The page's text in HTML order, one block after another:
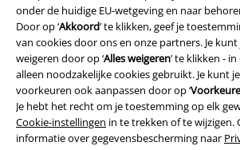
onder de huidige EU-wetgeving en naar
Door op ‘Akkoord’ te klikken, geef je
van cookies door ons en onze partners. Je
weigeren door op ‘Alles weigeren’ te klikken -
alleen noodzakelijke cookies gebruikt. Je kunt
voorkeuren ook aanpassen door op ‘
Je hebt het recht om je toestemming op elk
Cookie-instellingen in te trekken of te wijzigen.
informatie over gegevensbescherming naar
Algemene Voorwaarden
Bedrijfsgegevens
Privacyverklaring
Verklaring van conformiteit